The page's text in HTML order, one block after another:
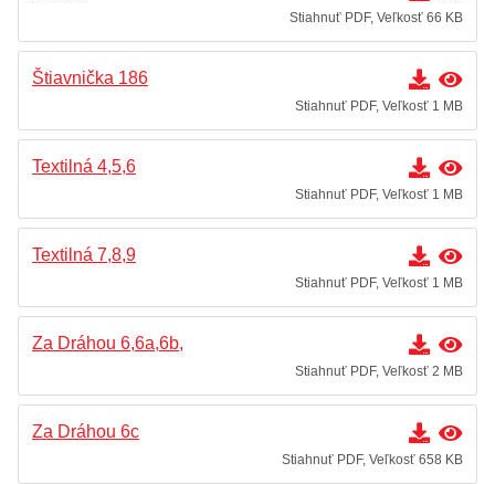
Stiahnuť PDF, Veľkosť 66 KB
Štiavnička 186
Stiahnuť PDF, Veľkosť 1 MB
Textilná 4,5,6
Stiahnuť PDF, Veľkosť 1 MB
Textilná 7,8,9
Stiahnuť PDF, Veľkosť 1 MB
Za Dráhou 6,6a,6b,
Stiahnuť PDF, Veľkosť 2 MB
Za Dráhou 6c
Stiahnuť PDF, Veľkosť 658 KB